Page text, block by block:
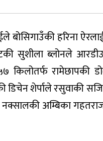
हरिना
सुशीला ब्लोनले
किलोतर्फ रामेछापकी
डिचेन शेर्पाले रसुवाकी
अम्बिका